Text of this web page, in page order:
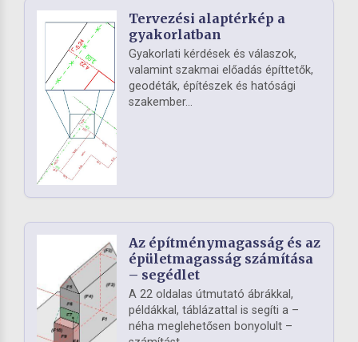
Tervezési alaptérkép a
gyakorlatban
Gyakorlati kérdések és válaszok,
valamint szakmai előadás építtetők,
geodéták, építészek és hatósági
szakember...
Az építménymagasság és az
épületmagasság számítása
– segédlet
A 22 oldalas útmutató ábrákkal,
példákkal, táblázattal is segíti a –
néha meglehetősen bonyolult –